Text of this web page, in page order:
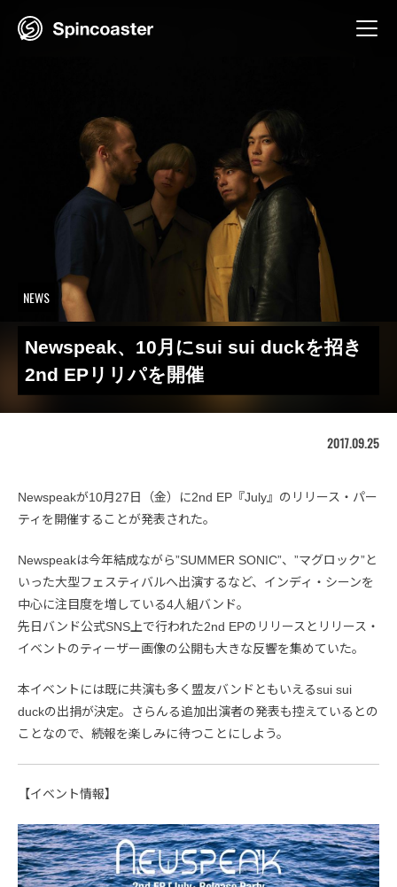
NEWS
Newspeak、10月にsui sui duckを招き
2nd EPリリパを開催
2017.09.25
Newspeakが10月27日（金）に2nd EP『July』のリリース・パー
ティを開催することが発表された。
Newspeakは今年結成ながら”SUMMER SONIC”、”マグロック”と
いった大型フェスティバルへ出演するなど、インディ・シーンを
中心に注目度を増している4人組バンド。
先日バンド公式SNS上で行われた2nd EPのリリースとリリース・
イベントのティーザー画像の公開も大きな反響を集めていた。
本イベントには既に共演も多く盟友バンドともいえるsui sui
duckの出捐が決定。さらんる追加出演者の発表も控えているとの
ことなので、続報を楽しみに待つことにしよう。
【イベント情報】